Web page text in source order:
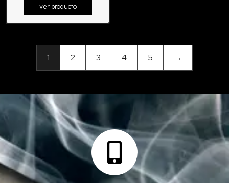
Ver producto
1 2 3 4 5 →